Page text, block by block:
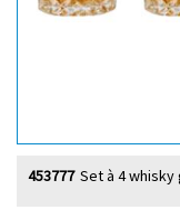
Set à 4
453777